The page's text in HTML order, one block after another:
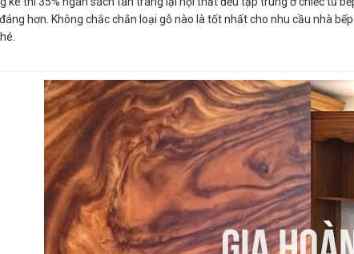
hơn. Không chắc chắn loại gỗ nào là tốt nhất cho nhu cầu nhà